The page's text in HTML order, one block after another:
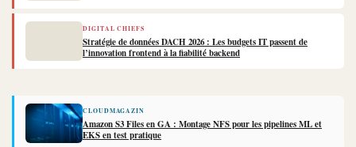
DIGITAL CHIEFS
Stratégie de données DACH 2026 : Les budgets IT passent de
l’innovation frontend à la fiabilité backend
CLOUDMAGAZIN
Amazon S3 Files en GA : Montage NFS pour les pipelines ML et
EKS en test pratique